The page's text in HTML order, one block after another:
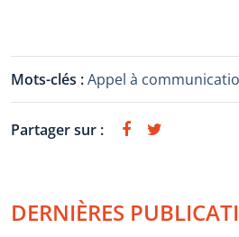
Mots-clés :Appel à
Partager sur :
DERNIÈRES